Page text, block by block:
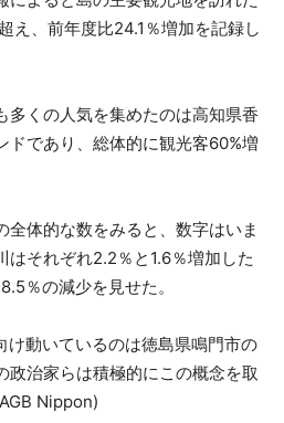
え、前年度比24.1％増加を記録し
多くの人気を集めたのは高知県香
ドであり、総体的に観光客60%増
全体的な数をみると、数字はいま
はそれぞれ2.2％と1.6％増加した
％の減少を見せた。
け動いているのは徳島県鳴門市の
政治家らは積極的にこの概念を取
Nippon)